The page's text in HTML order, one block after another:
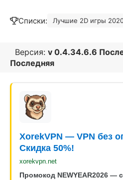
Списки: Лучшие 2D игры
Версия: v 0.4.34.6.6
Последняя
XorekVPN — VPN без
Скидка 50%!
xorekvpn.net
Промокод NEWYEAR2026 —